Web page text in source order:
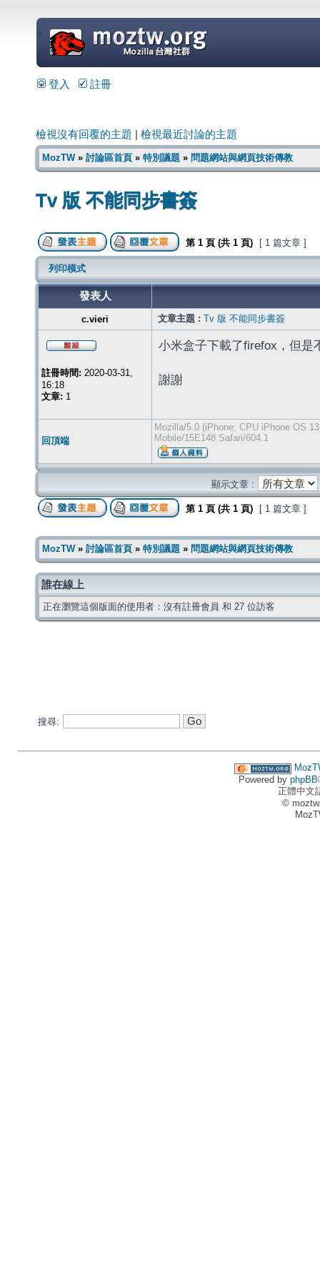
=
登入 註冊
檢視沒有回覆的主題 檢視最近討論的主題
MozTW» 討論區首頁 » 特別議題 » 問題網站與網頁技術傳教
Tv 版 不能同步書簽
第 1 頁 (共 1 頁) [ 1 篇文章 ]
列印模式
發表人
c.vieri 文章主題 : Tv 版 不能同步書簽
註冊時間: 2020-03-31,
16:18
文章: 1
小米盒子下載了firefox，但是
謝謝
回頂端
Mozilla/5.0 (iPhone; CPU iPhone OS
Mobile/15E148 Safari/604.1
顯示文章 :
第 1 頁 (共 1 頁) [ 1 篇文章 ]
MozTW» 討論區首頁 » 特別議題 » 問題網站與網頁技術傳教
誰在線上
正在瀏覽這個版面的使用者：沒有註冊會員 和 27 位訪客
搜尋:
Powered by phpBB
正體中文
©